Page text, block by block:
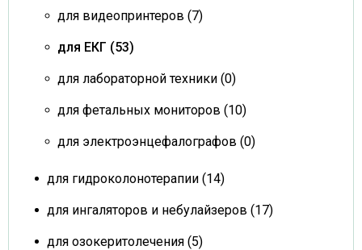
для видеопринтеров (7)
для ЕКГ (53)
для лабораторной техники (0)
для фетальных мониторов (10)
для электроэнцефалографов (0)
для гидроколонотерапии (14)
для ингаляторов и небулайзеров (17)
для озокеритолечения (5)